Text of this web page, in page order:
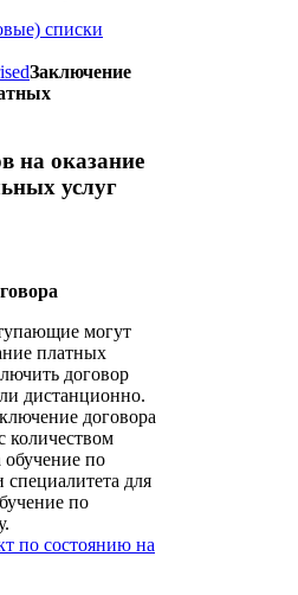
списки
Заключение
на оказание
услуг
могут
платных
договор
дистанционно.
договора
количеством
обучение по
специалитета для
по
по состоянию на